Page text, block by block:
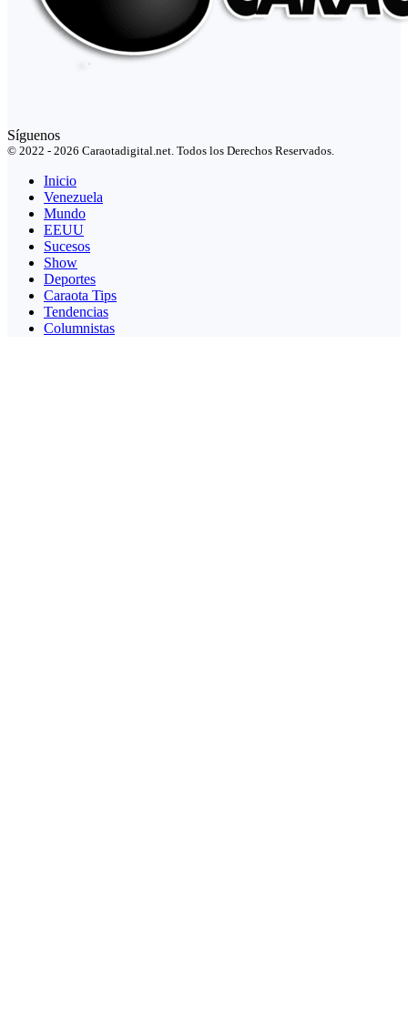
Síguenos
© 2022 - 2026 Caraotadigital.net. Todos los Derechos Reservados.
Inicio
Venezuela
Mundo
EEUU
Sucesos
Show
Deportes
Caraota Tips
Tendencias
Columnistas